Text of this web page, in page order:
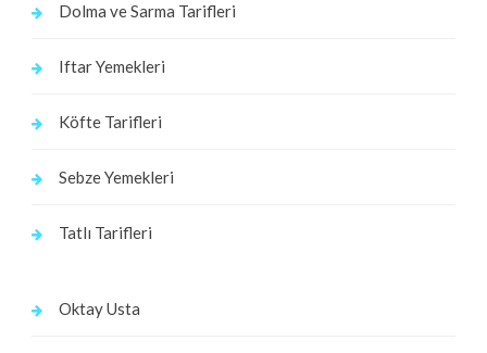
Dolma ve Sarma Tarifleri
Iftar Yemekleri
Köfte Tarifleri
Sebze Yemekleri
Tatlı Tarifleri
Oktay Usta